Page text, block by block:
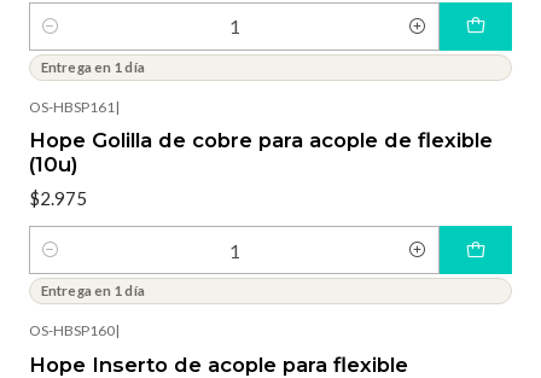
Cantidad
Entrega en 1 día
OS-HBSP161 |
Hope Golilla de cobre para acople de flexible
(10u)
$2.975
Cantidad
Entrega en 1 día
OS-HBSP160|
Hope Inserto de acople para flexible